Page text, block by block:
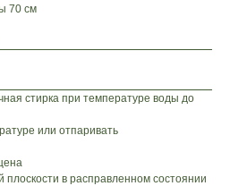
70 см
стирка при температуре воды до
или отпаривать
плоскости в расправленном состоянии